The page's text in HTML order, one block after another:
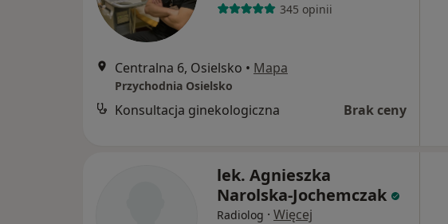
345 opinii
Centralna 6, Osielsko • Mapa
Przychodnia Osielsko
Konsultacja ginekologiczna Brak ceny
lek. Agnieszka
Narolska-Jochemczak
Radiolog · Więcej